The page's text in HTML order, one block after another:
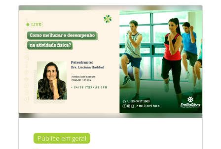
Público em geral